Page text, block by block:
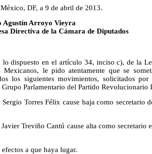
DF, a 9 de abril de 2013.
Agustín Arroyo Vieyra
Directiva de la Cámara de Diputados
lo dispuesto en el artículo 34, inciso c), de la
Mexicanos, le pido atentamente que se
los siguientes movimientos, solicitados
Parlamentario del Partido Revolucionario
Sergio Torres Félix cause baja como secretario
Javier Treviño Cantú cause alta como
a que haya lugar.